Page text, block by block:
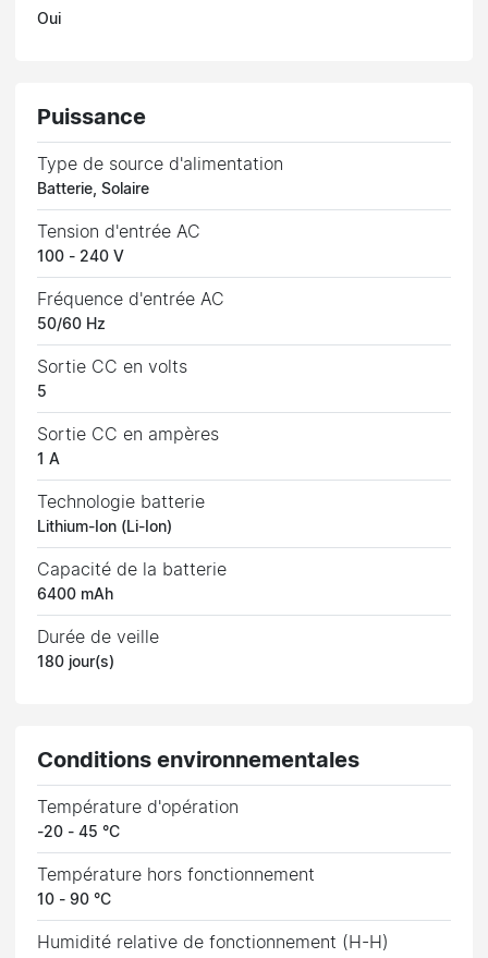
Oui
Puissance
Type de source d'alimentation
Batterie, Solaire
Tension d'entrée AC
100 - 240 V
Fréquence d'entrée AC
50/60 Hz
Sortie CC en volts
5
Sortie CC en ampères
1 A
Technologie batterie
Lithium-Ion (Li-Ion)
Capacité de la batterie
6400 mAh
Durée de veille
180 jour(s)
Conditions environnementales
Température d'opération
-20 - 45 °C
Température hors fonctionnement
10 - 90 °C
Humidité relative de fonctionnement (H-H)